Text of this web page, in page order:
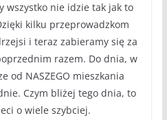
wszystko nie idzie tak jak to
kilku przeprowadzkom
i teraz zabieramy się za
razem. Do dnia, w
od NASZEGO mieszkania
Czym bliżej tego dnia, to
o wiele szybciej.